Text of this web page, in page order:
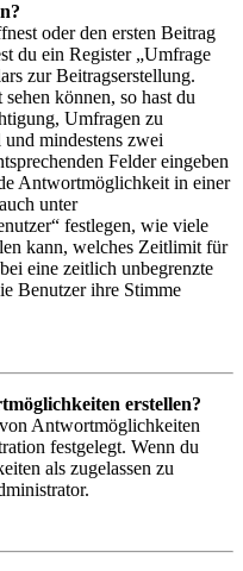
oder den ersten Beitrag
du ein Register „Umfrage
zur Beitragserstellung.
können, so hast du
Umfragen zu
mindestens zwei
Felder eingeben
Antwortmöglichkeit in einer
unter
festlegen, wie viele
kann, welches Zeitlimit für
eine zeitlich unbegrenzte
Benutzer ihre Stimme
erstellen?
Antwortmöglichkeiten
festgelegt. Wenn du
als zugelassen zu